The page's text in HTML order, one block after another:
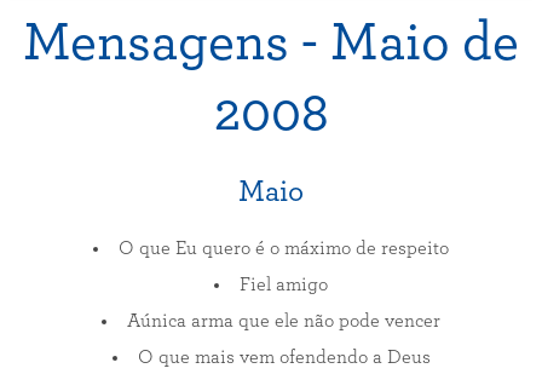
Mensagens - Maio de
2008
Maio
O que Eu quero é o máximo de respeito
Fiel amigo
Aúnica arma que ele não pode vencer
O que mais vem ofendendo a Deus